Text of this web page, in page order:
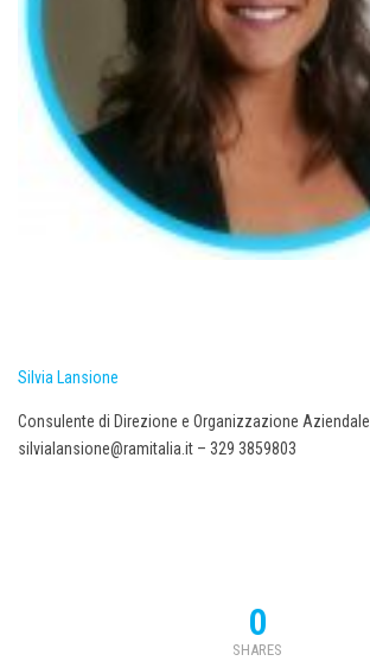
Silvia Lansione
Consulente di Direzione e Organizzazione Aziendale
silvialansione@ramitalia.it – 329 3859803
0
SHARES